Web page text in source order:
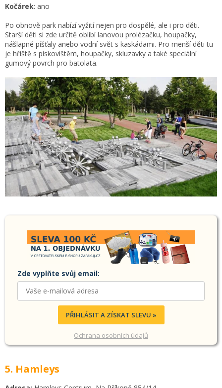
Kočárek: ano
Po obnově park nabízí vyžití nejen pro dospělé, ale i pro děti.
Starší děti si zde určitě oblíbí lanovou prolézačku, houpačky,
nášlapné píšťaly anebo vodní svět s kaskádami. Pro menší děti tu
je hřiště s pískovištěm, houpačky, skluzavky a také speciální
gumový povrch pro batolata.
Zde vyplňte svůj email:
PŘIHLÁSIT A ZÍSKAT SLEVU »
Ochrana osobních údajů
5. Hamleys